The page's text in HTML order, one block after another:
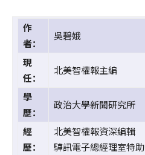
作
者：
吳碧娥
現
任：
北美智權報主編
學
歷：
政治大學新聞研究所
經
歷：
北美智權報資深編輯
驊訊電子總經理室特助